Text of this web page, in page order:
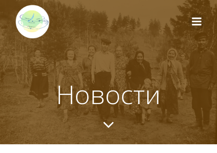
содержимому
Новости